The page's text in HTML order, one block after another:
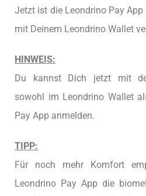
Jetzt ist die Leondrino Pay
mit Deinem Leondrino Wallet
HINWEIS:
Du kannst Dich jetzt mit
sowohl im Leondrino Wallet
Pay App anmelden.
TIPP:
Für noch mehr Komfort
Leondrino Pay App die